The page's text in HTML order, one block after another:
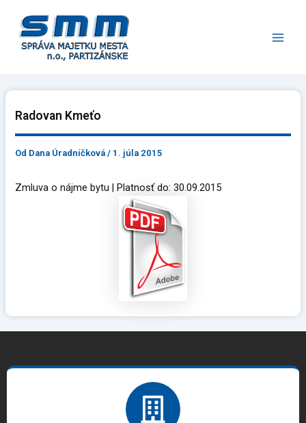
obsah
Radovan Kmeťo
Od Dana Úradníčková/ 1. júla 2015
Zmluva o nájme bytu | Platnosť do: 30.09.2015